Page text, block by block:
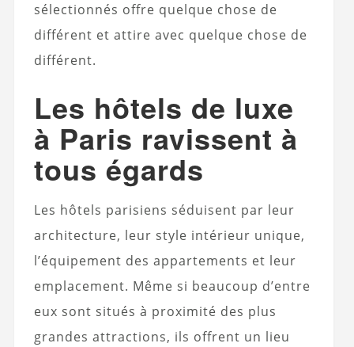
sélectionnés offre quelque chose de
différent et attire avec quelque chose de
différent.
Les hôtels de luxe
à Paris ravissent à
tous égards
Les hôtels parisiens séduisent par leur
architecture, leur style intérieur unique,
l’équipement des appartements et leur
emplacement. Même si beaucoup d’entre
eux sont situés à proximité des plus
grandes attractions, ils offrent un lieu